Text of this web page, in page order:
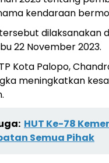
kendaraan
dilaksanakan
22 November 2023.
Kota Palopo,
meningkatkan
HUT Ke-78
Semua Pihak